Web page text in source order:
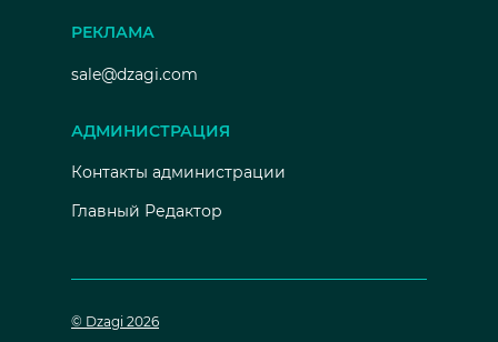
РЕКЛАМА
sale@dzagi.com
АДМИНИСТРАЦИЯ
Контакты администрации
Главный Редактор
© Dzagi 2026